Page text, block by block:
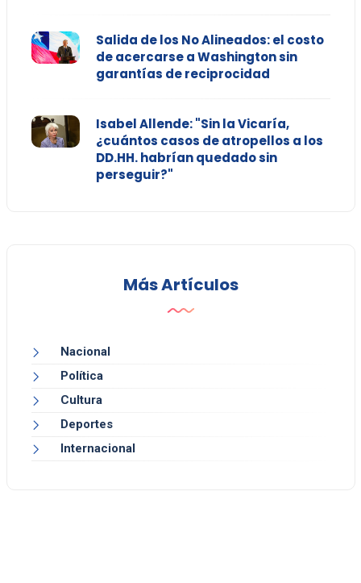
Salida de los No Alineados: el costo
de acercarse a Washington sin
garantías de reciprocidad
Isabel Allende: "Sin la Vicaría,
¿cuántos casos de atropellos a los
DD.HH. habrían quedado sin
perseguir?"
Más Artículos
Nacional
Política
Cultura
Deportes
Internacional